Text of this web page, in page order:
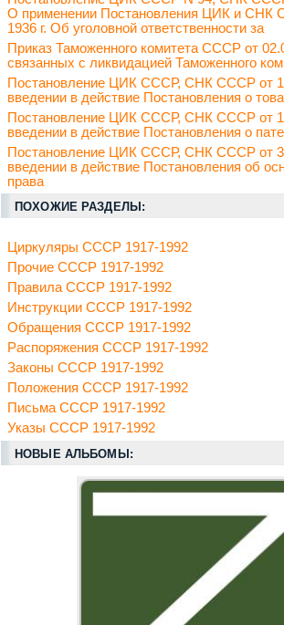
О применении Постановления ЦИК и СНК
1936 г. Об уголовной ответственности за
Приказ Таможенного комитета СССР от
связанных с ликвидацией Таможенного
Постановление ЦИК СССР, СНК СССР от
введении в действие Постановления о
Постановление ЦИК СССР, СНК СССР от
введении в действие Постановления о
Постановление ЦИК СССР, СНК СССР от
введении в действие Постановления об
права
ПОХОЖИЕ РАЗДЕЛЫ:
Циркуляры СССР 1917-1992
Прочие СССР 1917-1992
Правила СССР 1917-1992
Инструкции СССР 1917-1992
Обращения СССР 1917-1992
Распоряжения СССР 1917-1992
Законы СССР 1917-1992
Положения СССР 1917-1992
Письма СССР 1917-1992
Указы СССР 1917-1992
НОВЫЕ АЛЬБОМЫ: